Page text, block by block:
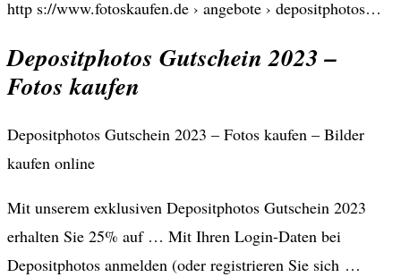
http s://www.fotoskaufen.de › angebote › depositphotos…
Depositphotos Gutschein 2023 –
Fotos kaufen
Depositphotos Gutschein 2023 – Fotos kaufen – Bilder
kaufen online
Mit unserem exklusiven Depositphotos Gutschein 2023
erhalten Sie 25% auf … Mit Ihren Login-Daten bei
Depositphotos anmelden (oder registrieren Sie sich …